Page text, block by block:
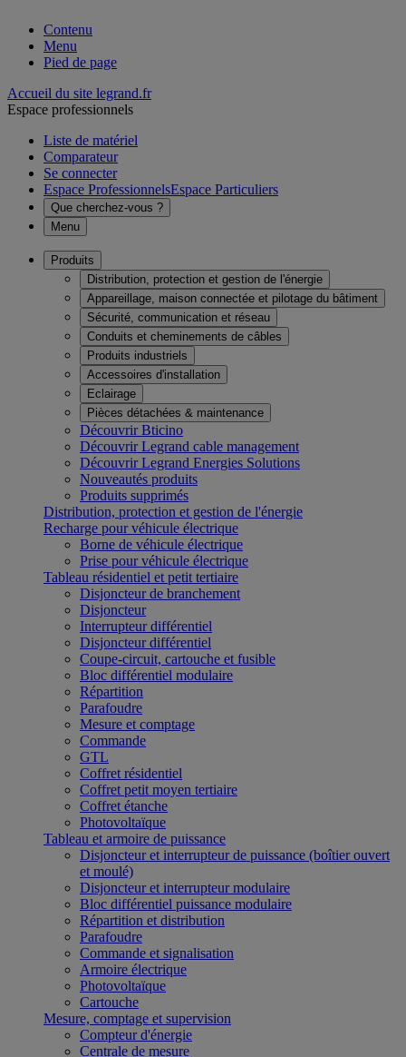
Contenu
Menu
Pied de page
Accueil du site legrand.fr
Espace professionnels
Liste de matériel
Comparateur
Se connecter
Espace ProfessionnelsEspace Particuliers
Que cherchez-vous ?
Menu
Produits
Distribution, protection et gestion de l'énergie
Appareillage, maison connectée et pilotage du bâtiment
Sécurité, communication et réseau
Conduits et cheminements de câbles
Produits industriels
Accessoires d'installation
Eclairage
Pièces détachées & maintenance
Découvrir Bticino
Découvrir Legrand cable management
Découvrir Legrand Energies Solutions
Nouveautés produits
Produits supprimés
Distribution, protection et gestion de l'énergie
Recharge pour véhicule électrique
Borne de véhicule électrique
Prise pour véhicule électrique
Tableau résidentiel et petit tertiaire
Disjoncteur de branchement
Disjoncteur
Interrupteur différentiel
Disjoncteur différentiel
Coupe-circuit, cartouche et fusible
Bloc différentiel modulaire
Répartition
Parafoudre
Mesure et comptage
Commande
GTL
Coffret résidentiel
Coffret petit moyen tertiaire
Coffret étanche
Photovoltaïque
Tableau et armoire de puissance
Disjoncteur et interrupteur de puissance (boîtier ouvert
et moulé)
Disjoncteur et interrupteur modulaire
Bloc différentiel puissance modulaire
Répartition et distribution
Parafoudre
Commande et signalisation
Armoire électrique
Photovoltaïque
Cartouche
Mesure, comptage et supervision
Compteur d'énergie
Centrale de mesure